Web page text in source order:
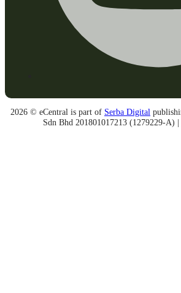
2026 © eCentral is part of Serba Digital
Sdn Bhd 201801017213 (1279229-A) |